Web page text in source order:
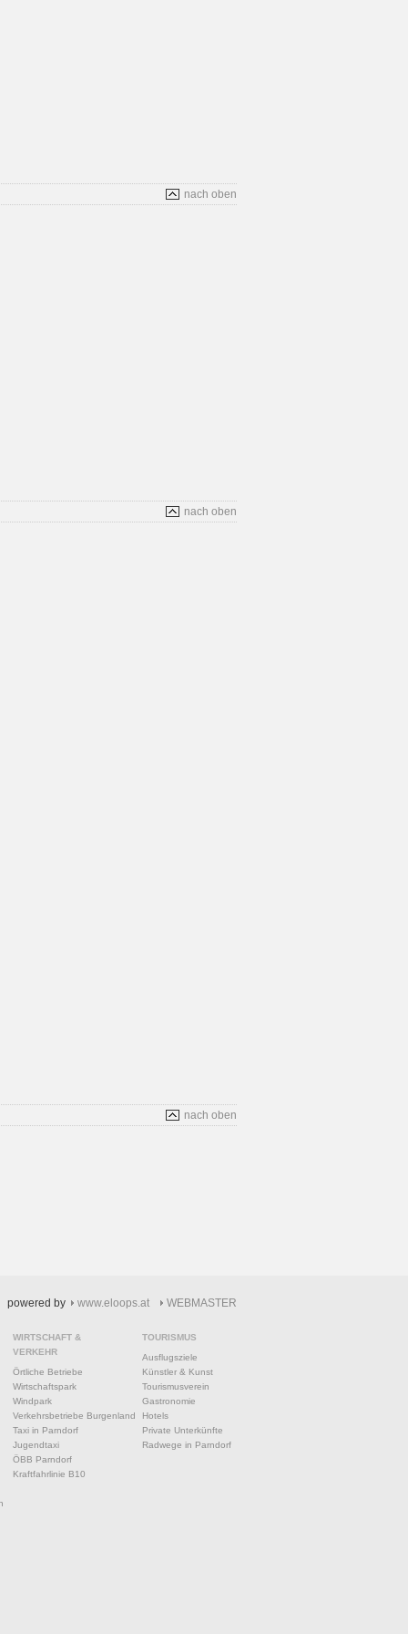
nach oben
nach oben
nach oben
powered by www.eloops.at WEBMASTER
WIRTSCHAFT &
VERKEHR
Örtliche Betriebe
Wirtschaftspark
Windpark
Verkehrsbetriebe Burgenland
Taxi in Parndorf
Jugendtaxi
ÖBB Parndorf
Kraftfahrlinie B10
TOURISMUS
Ausflugsziele
Künstler & Kunst
Tourismusverein
Gastronomie
Hotels
Private Unterkünfte
Radwege in Parndorf